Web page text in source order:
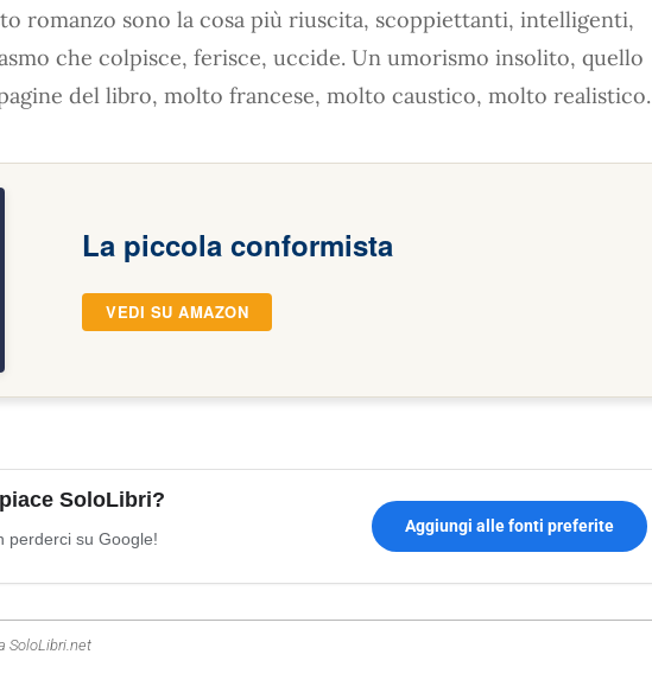
romanzo sono la cosa più riuscita, scoppiettanti, intelligenti,
che colpisce, ferisce, uccide. Un umorismo insolito, quello
del libro, molto francese, molto caustico, molto realistico.
La piccola conformista
VEDI SU AMAZON
SoloLibri?
perderci su Google!
Aggiungi alle fonti preferite
SoloLibri.net